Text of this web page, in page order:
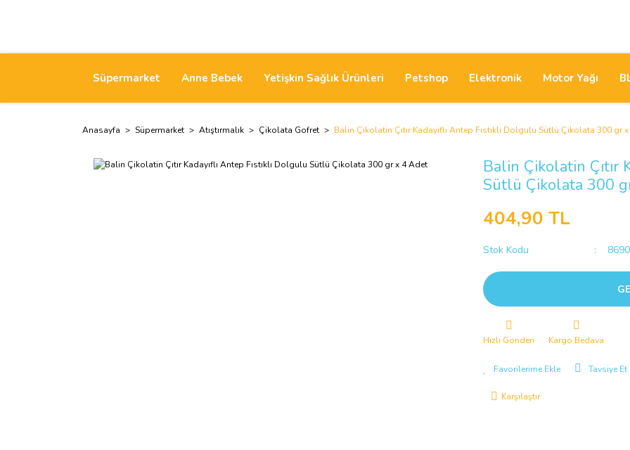
Süpermarket Anne Bebek Yetişkin Sağlık Ürünleri Petshop Elektronik Motor Yağı
Anasayfa Süpermarket Atıştırmalık Çikolata Gofret Balin Çikolatin Çıtır Kadayıflı Antep Fıstıklı Dolgulu Sütlü Çikolata 300 gr
Balin Çikolatin Çıtır
Sütlü Çikolata 300
404,90 TL
Stok Kodu
Hızlı Gönderi Kargo Bedava
Tavsiye Et
Karşılaştır